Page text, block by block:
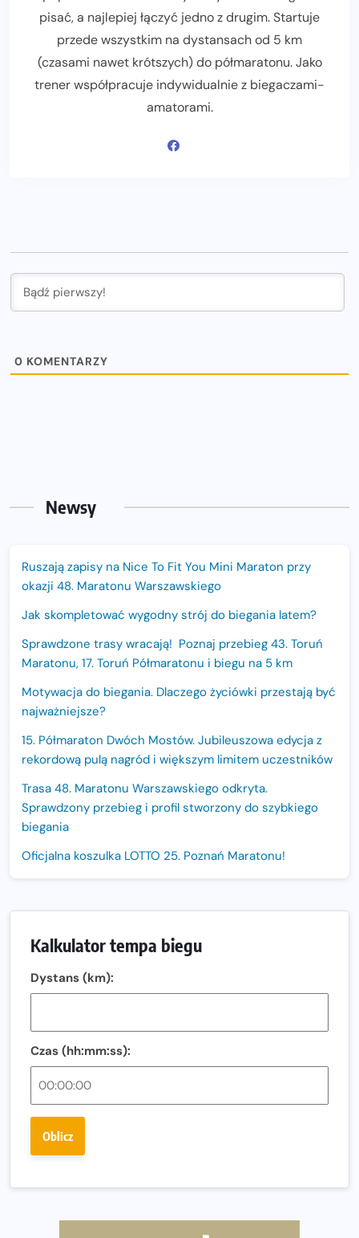
pisać, a najlepiej łączyć jedno z drugim. Startuje
przede wszystkim na dystansach od 5 km
(czasami nawet krótszych) do półmaratonu. Jako
trener współpracuje indywidualnie z biegaczami-
amatorami.
0 KOMENTARZY
Newsy
Ruszają zapisy na Nice To Fit You Mini Maraton przy
okazji 48. Maratonu Warszawskiego
Jak skompletować wygodny strój do biegania latem?
Sprawdzone trasy wracają! Poznaj przebieg 43. Toruń
Maratonu, 17. Toruń Półmaratonu i biegu na 5 km
Motywacja do biegania. Dlaczego życiówki przestają być
najważniejsze?
15. Półmaraton Dwóch Mostów. Jubileuszowa edycja z
rekordową pulą nagród i większym limitem uczestników
Trasa 48. Maratonu Warszawskiego odkryta.
Sprawdzony przebieg i profil stworzony do szybkiego
biegania
Oficjalna koszulka LOTTO 25. Poznań Maratonu!
Fabrykanta. Organizatorzy odkrywają trasę dzień po
Złota Seria 42 rośnie. Coraz więcej maratończyków
wybiera wyzwanie trzech największych maratonów w
Polsce
Ponad 12 tysięcy uczestników pobiegło dla Bohaterów!
Kalkulator tempa biegu
Dystans (km):
Czas (hh:mm:ss):
Oblicz